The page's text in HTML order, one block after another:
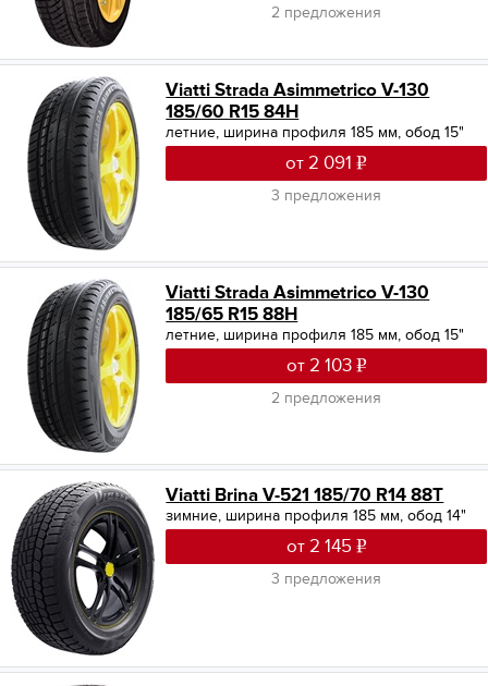
2 предложения
Viatti Strada Asimmetrico V-130
185/60 R15 84H
летние, ширина профиля 185 мм, обод 15"
от 2 091
3 предложения
Viatti Strada Asimmetrico V-130
185/65 R15 88H
летние, ширина профиля 185 мм, обод 15"
от 2 103
2 предложения
Viatti Brina V-521 185/70 R14 88T
зимние, ширина профиля 185 мм, обод 14"
от 2 145
3 предложения